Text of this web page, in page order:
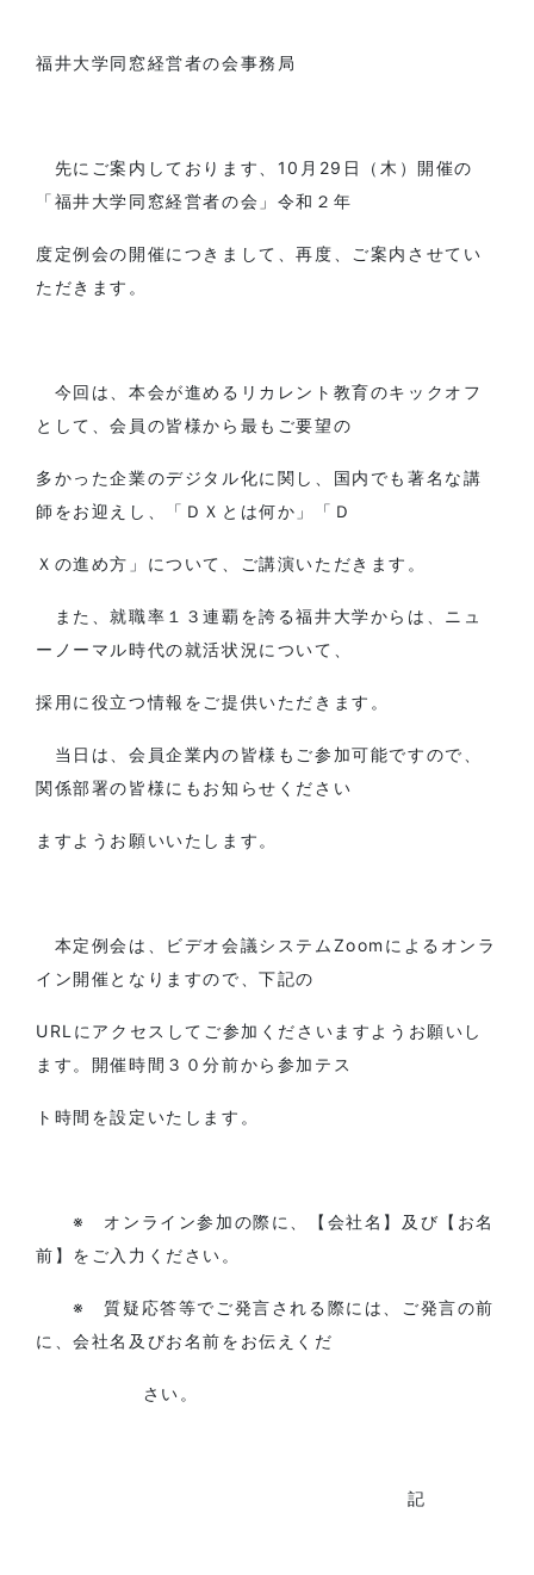
福井大学同窓経営者の会事務局
先にご案内しております、10月29日（木）開催の
「福井大学同窓経営者の会」令和２年
度定例会の開催につきまして、再度、ご案内させてい
ただきます。
今回は、本会が進めるリカレント教育のキックオフ
として、会員の皆様から最もご要望の
多かった企業のデジタル化に関し、国内でも著名な講
師をお迎えし、「ＤＸとは何か」「Ｄ
Ｘの進め方」について、ご講演いただきます。
また、就職率１３連覇を誇る福井大学からは、ニュ
ーノーマル時代の就活状況について、
採用に役立つ情報をご提供いただきます。
当日は、会員企業内の皆様もご参加可能ですので、
関係部署の皆様にもお知らせください
ますようお願いいたします。
本定例会は、ビデオ会議システムZoomによるオンラ
イン開催となりますので、下記の
URLにアクセスしてご参加くださいますようお願いし
ます。開催時間３０分前から参加テス
ト時間を設定いたします。
※ オンライン参加の際に、【会社名】及び【お名
前】をご入力ください。
※ 質疑応答等でご発言される際には、ご発言の前
に、会社名及びお名前をお伝えくだ
さい。
記